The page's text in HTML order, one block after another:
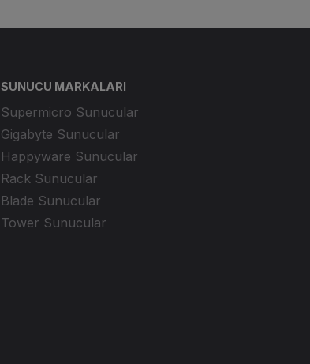
SUNUCU MARKALARI
Supermicro Sunucular
Gigabyte Sunucular
Happyware Sunucular
Rack Sunucular
Blade Sunucular
Tower Sunucular